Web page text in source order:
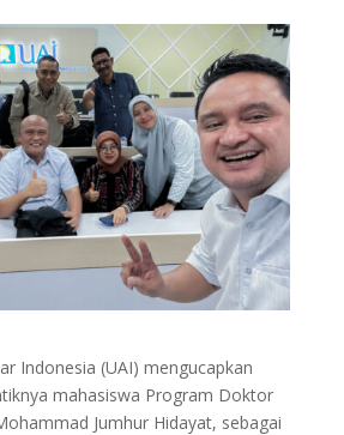
Indonesia (UAI) mengucapkan
mahasiswa Program Doktor
Jumhur Hidayat, sebagai